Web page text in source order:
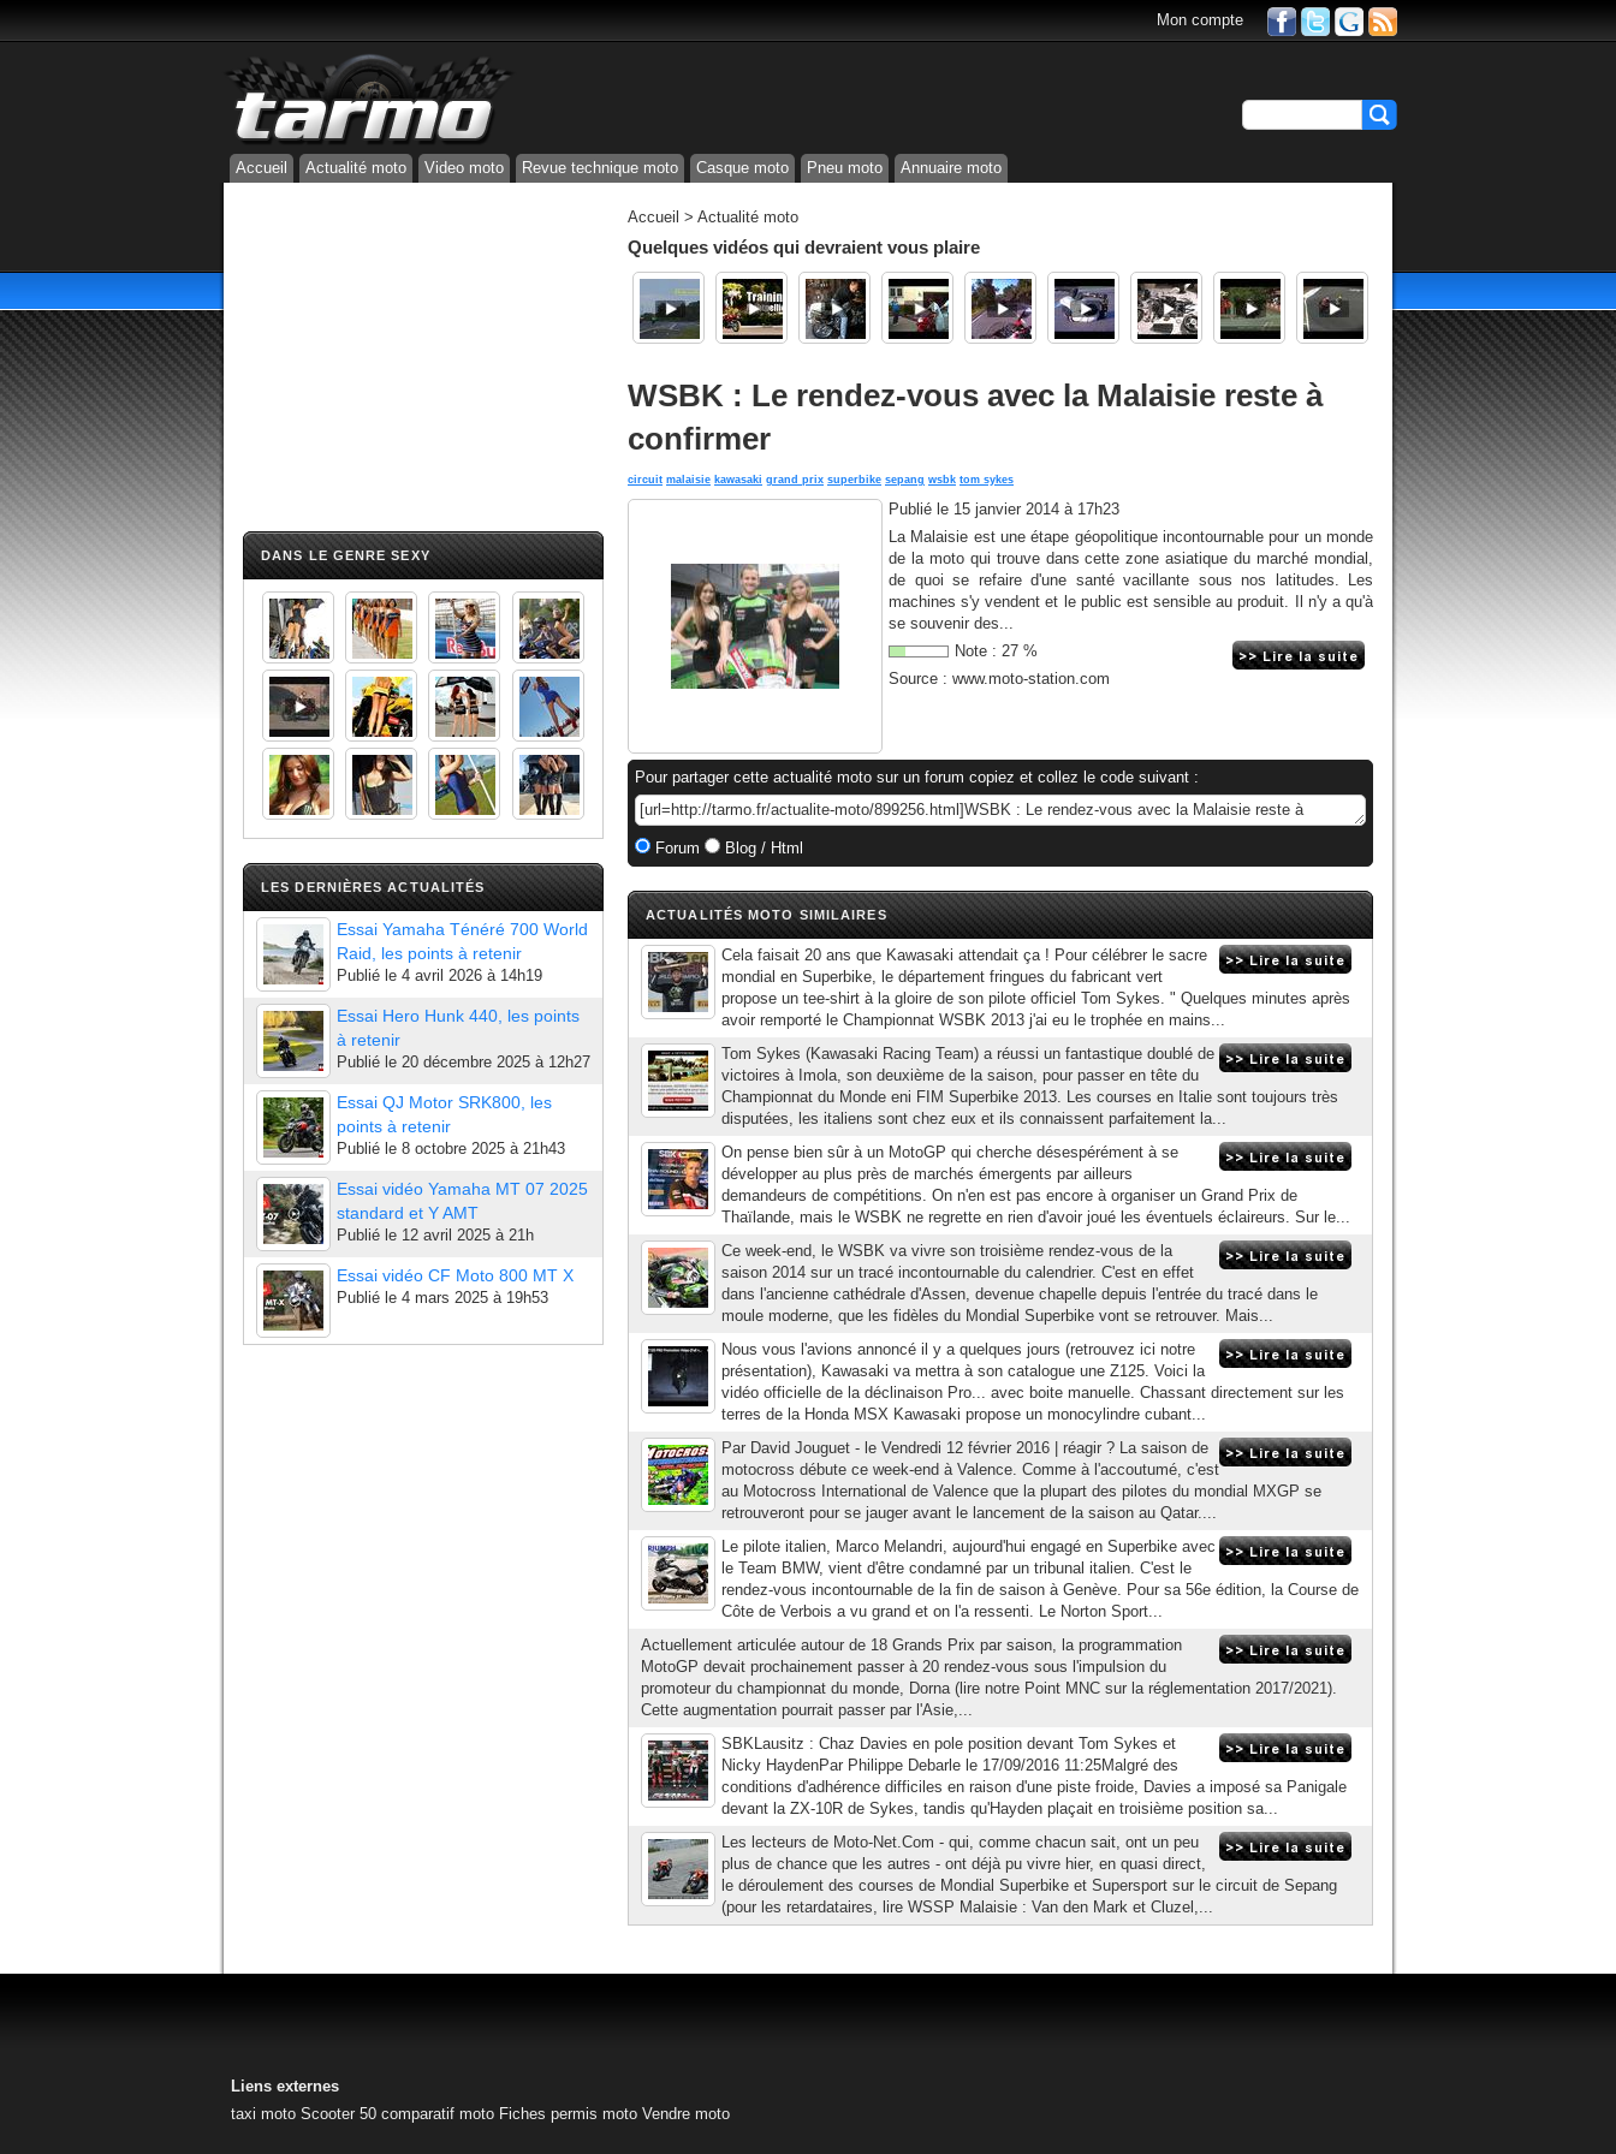
Mon compte
Accueil Actualité moto Video moto Revue technique moto Casque moto Pneu moto Annuaire moto
DANS LE GENRE SEXY
LES DERNIÈRES ACTUALITÉS
Essai Yamaha Ténéré 700 World
Raid, les points à retenir
Publié le 4 avril 2026 à 14h19
Essai Hero Hunk 440, les points
à retenir
Publié le 20 décembre 2025 à 12h27
Essai QJ Motor SRK800, les
points à retenir
Publié le 8 octobre 2025 à 21h43
Essai vidéo Yamaha MT 07 2025
standard et Y AMT
Publié le 12 avril 2025 à 21h
Essai vidéo CF Moto 800 MT X
Publié le 4 mars 2025 à 19h53
Accueil > Actualité moto
Quelques vidéos qui devraient vous plaire
WSBK : Le rendez-vous avec la Malaisie reste à
confirmer
circuit malaisie kawasaki grand prix superbike sepang wsbk tom sykes
Publié le 15 janvier 2014 à 17h23
La Malaisie est une étape géopolitique incontournable pour un monde
de la moto qui trouve dans cette zone asiatique du marché mondial,
de quoi se refaire d'une santé vacillante sous nos latitudes. Les
machines s'y vendent et le public est sensible au produit. Il n'y a qu'à
se souvenir des...
Note : 27 %
Source : www.moto-station.com
Pour partager cette actualité moto sur un forum copiez et collez le code suivant :
Forum Blog / Html
ACTUALITÉS MOTO SIMILAIRES
Cela faisait 20 ans que Kawasaki attendait ça ! Pour célébrer le sacre
mondial en Superbike, le département fringues du fabricant vert
propose un tee-shirt à la gloire de son pilote officiel Tom Sykes. " Quelques minutes après
avoir remporté le Championnat WSBK 2013 j'ai eu le trophée en mains...
Tom Sykes (Kawasaki Racing Team) a réussi un fantastique doublé de
victoires à Imola, son deuxième de la saison, pour passer en tête du
Championnat du Monde eni FIM Superbike 2013. Les courses en Italie sont toujours très
disputées, les italiens sont chez eux et ils connaissent parfaitement la...
On pense bien sûr à un MotoGP qui cherche désespérément à se
développer au plus près de marchés émergents par ailleurs
demandeurs de compétitions. On n'en est pas encore à organiser un Grand Prix de
Thaïlande, mais le WSBK ne regrette en rien d'avoir joué les éventuels éclaireurs. Sur le...
Ce week-end, le WSBK va vivre son troisième rendez-vous de la
saison 2014 sur un tracé incontournable du calendrier. C'est en effet
dans l'ancienne cathédrale d'Assen, devenue chapelle depuis l'entrée du tracé dans le
moule moderne, que les fidèles du Mondial Superbike vont se retrouver. Mais...
Nous vous l'avions annoncé il y a quelques jours (retrouvez ici notre
présentation), Kawasaki va mettra à son catalogue une Z125. Voici la
vidéo officielle de la déclinaison Pro... avec boite manuelle. Chassant directement sur les
terres de la Honda MSX Kawasaki propose un monocylindre cubant...
Par David Jouguet - le Vendredi 12 février 2016 | réagir ? La saison de
motocross débute ce week-end à Valence. Comme à l'accoutumé, c'est
au Motocross International de Valence que la plupart des pilotes du mondial MXGP se
retrouveront pour se jauger avant le lancement de la saison au Qatar....
Le pilote italien, Marco Melandri, aujourd'hui engagé en Superbike avec
le Team BMW, vient d'être condamné par un tribunal italien. C'est le
rendez-vous incontournable de la fin de saison à Genève. Pour sa 56e édition, la Course de
Côte de Verbois a vu grand et on l'a ressenti. Le Norton Sport...
Actuellement articulée autour de 18 Grands Prix par saison, la programmation
MotoGP devait prochainement passer à 20 rendez-vous sous l'impulsion du
promoteur du championnat du monde, Dorna (lire notre Point MNC sur la réglementation 2017/2021).
Cette augmentation pourrait passer par l'Asie,...
SBKLausitz : Chaz Davies en pole position devant Tom Sykes et
Nicky HaydenPar Philippe Debarle le 17/09/2016 11:25Malgré des
conditions d'adhérence difficiles en raison d'une piste froide, Davies a imposé sa Panigale
devant la ZX-10R de Sykes, tandis qu'Hayden plaçait en troisième position sa...
Les lecteurs de Moto-Net.Com - qui, comme chacun sait, ont un peu
plus de chance que les autres - ont déjà pu vivre hier, en quasi direct,
le déroulement des courses de Mondial Superbike et Supersport sur le circuit de Sepang
(pour les retardataires, lire WSSP Malaisie : Van den Mark et Cluzel,...
Liens externes
taxi moto Scooter 50 comparatif moto Fiches permis moto Vendre moto